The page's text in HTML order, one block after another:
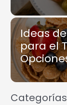
Ideas
para el
Categorías